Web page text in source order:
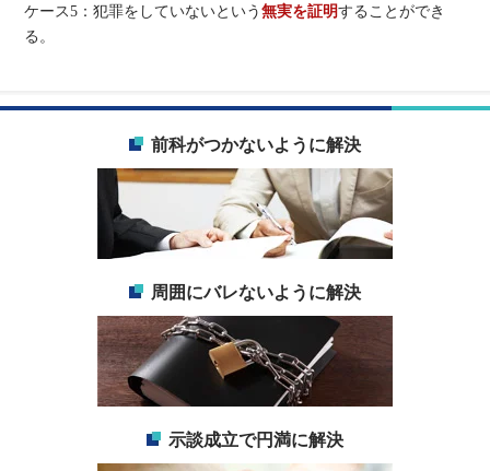
前科がつかないように解決
周囲にバレないように解決
示談成立で円満に解決
ケース5：犯罪をしていないという無実を証明することができ
る。